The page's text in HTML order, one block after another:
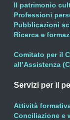
Il patrimonio
Professioni
Pubblicazioni
Ricerca e
Comitato per il
all’Assistenza
Servizi per il
Attività
Conciliazione e